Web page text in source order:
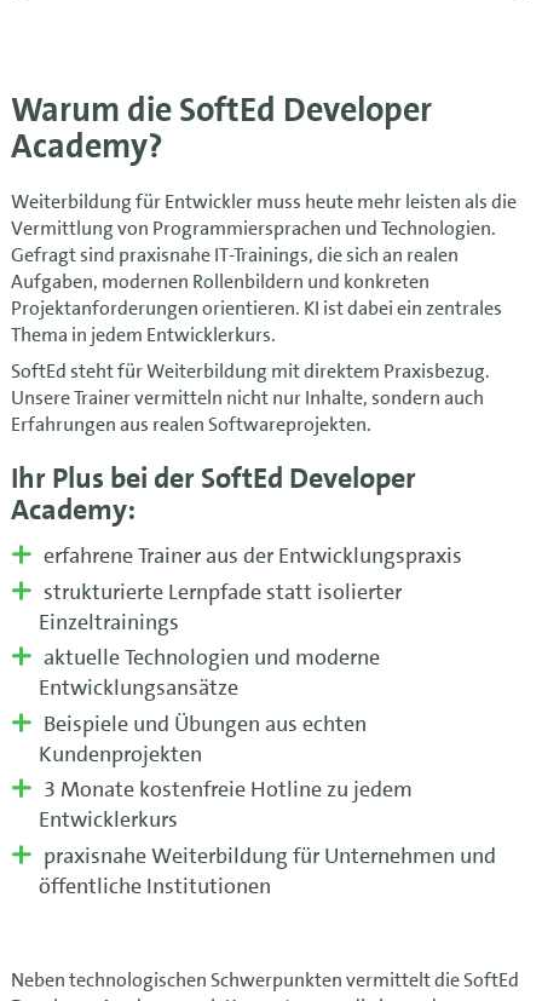
Warum die SoftEd Developer
Academy?
Weiterbildung für Entwickler muss heute mehr leisten als die
Vermittlung von Programmiersprachen und Technologien.
Gefragt sind praxisnahe IT-Trainings, die sich an realen
Aufgaben, modernen Rollenbildern und konkreten
Projektanforderungen orientieren. KI ist dabei ein zentrales
Thema in jedem Entwicklerkurs.
SoftEd steht für Weiterbildung mit direktem Praxisbezug.
Unsere Trainer vermitteln nicht nur Inhalte, sondern auch
Erfahrungen aus realen Softwareprojekten.
Ihr Plus bei der SoftEd Developer
Academy:
erfahrene Trainer aus der Entwicklungspraxis
strukturierte Lernpfade statt isolierter
Einzeltrainings
aktuelle Technologien und moderne
Entwicklungsansätze
Beispiele und Übungen aus echten
Kundenprojekten
3 Monate kostenfreie Hotline zu jedem
Entwicklerkurs
praxisnahe Weiterbildung für Unternehmen und
öffentliche Institutionen
Neben technologischen Schwerpunkten vermittelt die SoftEd